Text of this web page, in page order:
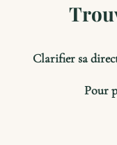
Clarifier sa
Pour